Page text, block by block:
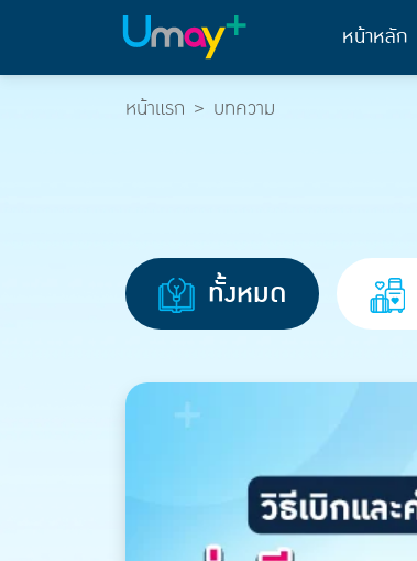
หน้าหลัก
หน้าแรก บทความ
ทั้งหมด